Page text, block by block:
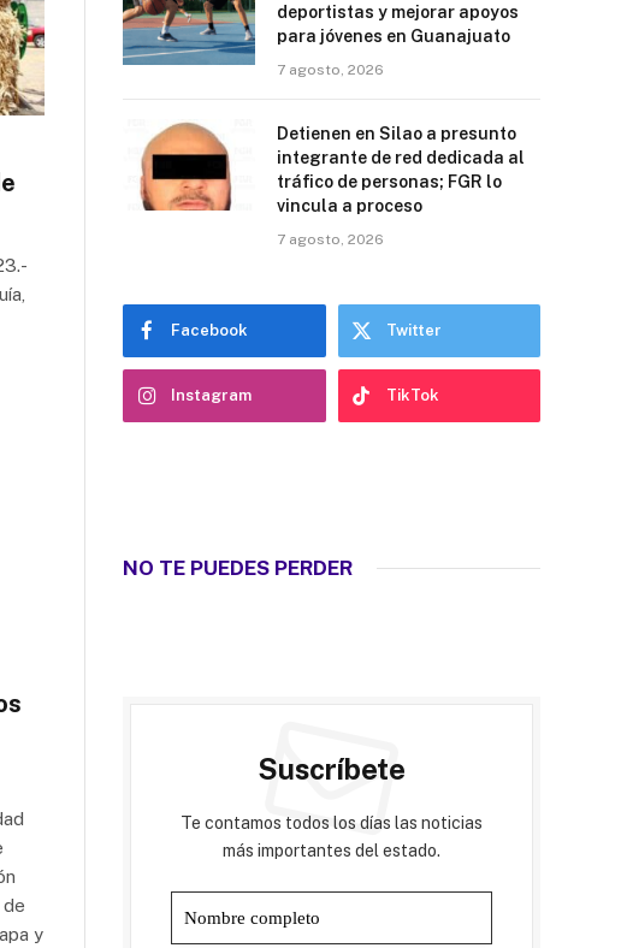
de
y
deportistas y mejorar apoyos
para jóvenes en Guanajuato
7 agosto, 2026
Detienen en Silao a presunto
integrante de red dedicada al
tráfico de personas; FGR lo
vincula a proceso
7 agosto, 2026
Facebook Twitter
Instagram TikTok
NO TE PUEDES PERDER
Suscríbete
Te contamos todos los días las noticias
más importantes del estado.